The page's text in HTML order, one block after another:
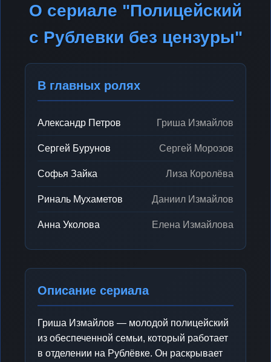
О сериале "Полицейский
с Рублевки без цензуры"
В главных ролях
Александр Петров Гриша Измайлов
Сергей Бурунов Сергей Морозов
Софья Зайка Лиза Королёва
Риналь Мухаметов Даниил Измайлов
Анна Уколова Елена Измайлова
Описание сериала
Гриша Измайлов — молодой полицейский
из обеспеченной семьи, который работает
в отделении на Рублёвке. Он раскрывает